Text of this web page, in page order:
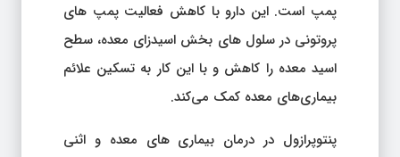
پمپ است. این دارو با کاهش فعالیت پمپ های
پروتونی در سلول های بخش اسیدزای معده، سطح
اسید معده را کاهش و با این کار به تسکین علائم
بیماری‌های معده کمک می‌کند.
پنتوپرازول در درمان بیماری های معده و اثنی